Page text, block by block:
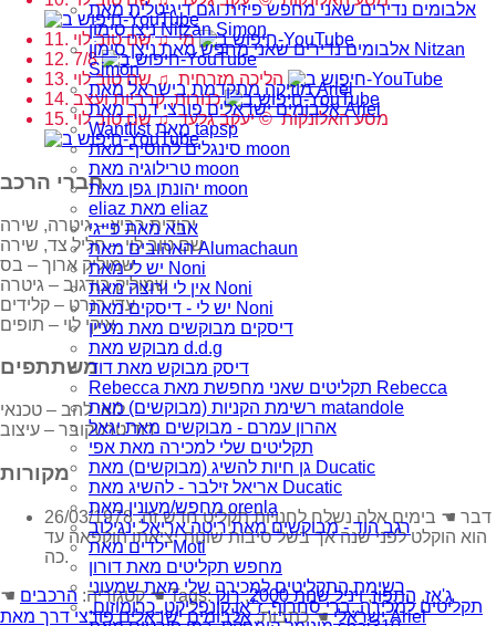
אלבומים נדירים שאני מחפש פיזית וגם דיגיטלית מאת
נִיצָן סִימוֹן Nitzan Simon
אלבומים נדירים שאני מחפש מאת נִיצָן סִימוֹן Nitzan
Simon
מוזיקה מתקדמת בישראל מאת Ariel
אלבומים ישראלים פורצי דרך מאת Ariel
Wantlist מאת tapsp
סינגלים להוסיף מאת moon
טרילוגיה מאת moon
יהונתן גפן מאת moon
eliaz מאת eliaz
אבא מאת פייגי
האהובים מאת Alumachaun
יש לי מאת Noni
אין לי ורוצה מאת Noni
יש לי - דיסקים מאת Noni
דיסקים מבוקשים מאת מעיין
מבוקש מאת d.d.g
דיסק מבוקש מאת דוד
Rebecca תקליטים שאני מחפשת מאת Rebecca
רשימת הקניות (מבוקשים) מאת matandole
אהרון עמרם - מבוקשים מאת יגאל
תקליטים שלי למכירה מאת אפי
גן חיות להשיג (מבוקשים) מאת Ducatic
אריאל זילבר - להשיג מאת Ducatic
מחפש/מעונין מאת orenla
רגב הוד - מבוקשים מאת ריטה אריאל ינגילוב
ילדים מאת Moti
מחפש תקליטים מאת דורון
רשימת התקליטים למכירה שלי מאת שמעוני
תקליטים למכירה..ברי סחרוֹף, ז׳אן קונפליקט, כרומוזום,
11. מי‏ ♫ שם טוב לוי
12. 7/8
14. כנורות, קרביות ועצב
15. מסע האלונקות‏ © יעקב גלעד‏ ♫ שם טוב לוי
חברי הרכב
יהודית רביץ – גיטרה, שירה
שם טוב לוי – חליל צד, שירה
שמוליק ארוך – בס
שמוליק בודגוב – גיטרה
עדי רנרט – קלידים
איקי לוי – תופים
משתתפים
לואי להב – טכנאי
דוד טרטקובר – עיצוב
מקורות
26/03/1978 דבר ☚ בימים אלה נשלח לחנויות תקליט חדש זה.
הוא הוקלט לפני שנה אך בשל סיבות שונות יציאתו הוקפאה עד
כה.
☚ קטגוריה: הרכבים ☚ Tags: ג'אז, התפוז,ויניל שנות 2000 ,רוק
ישראלי☚ כתבות: אלבומים ישראלים פורצי דרך מאת Ariel